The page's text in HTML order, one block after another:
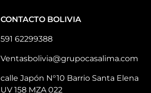
CONTACTO BOLIVIA
591 62299388
Ventasbolivia@grupocasalima.com
calle Japón N°10 Barrio Santa Elena
UV 158 MZA 022